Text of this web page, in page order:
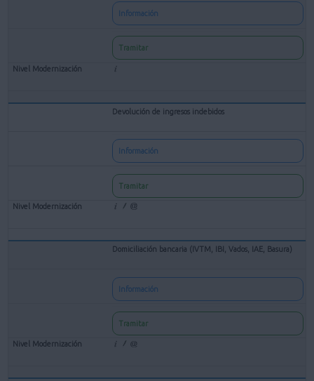
Información
Tramitar
Devolución de ingresos indebidos
Información
Tramitar
Domiciliación bancaria (IVTM, IBI, Vados, IAE, Basura)
Información
Tramitar